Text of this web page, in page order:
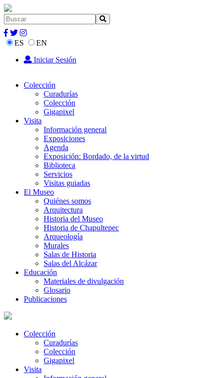
ES
EN
Iniciar Sesión
Colección
Curadurías
Colección
Gigapixel
Visita
Información general
Exposiciones
Agenda
Exposición: Bordado, de la virtud
Biblioteca
Servicios
Visitas guiadas
El Museo
Quiénes somos
Arquitectura
Historia del Museo
Historia de Chapultepec
Arqueología
Murales
Salas de Historia
Salas del Alcázar
Educación
Materiales de divulgación
Glosario
Publicaciones
Colección
Curadurías
Colección
Gigapixel
Visita